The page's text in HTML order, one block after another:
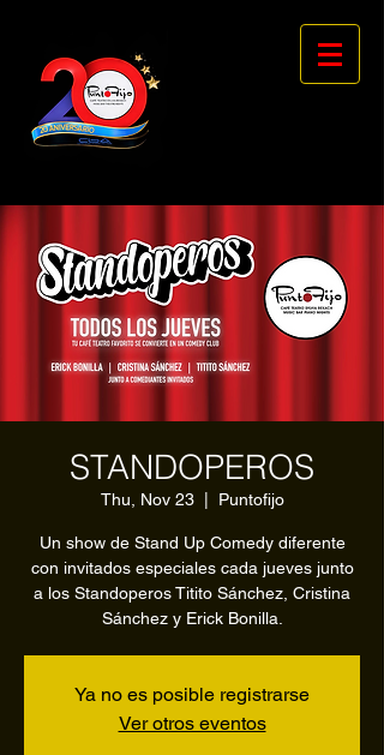
STANDOPEROS
Thu, Nov 23
  |
Puntofijo
Un show de Stand Up Comedy diferente
con invitados especiales cada jueves junto
a los Standoperos Titito Sánchez, Cristina
Sánchez y Erick Bonilla.
Ya no es posible registrarse
Ver otros eventos